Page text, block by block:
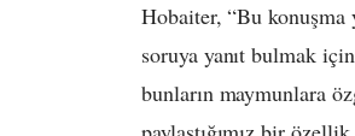
Hobaiter, “Bu konuşma
soruya yanıt bulmak
bunların maymunlara